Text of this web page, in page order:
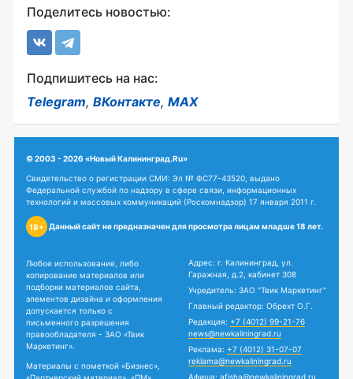
Поделитесь новостью:
Подпишитесь на нас:
Telegram, ВКонтакте, MAX
© 2003 - 2026 «Новый Калининград.Ru»
Свидетельство о регистрации СМИ: Эл № ФС77-43520, выдано
Федеральной службой по надзору в сфере связи, информационных
технологий и массовых коммуникаций (Роскомнадзор) 17 января 2011 г.
18+ Данный сайт не предназначен для просмотра лицам младше 18 лет.
Любое использование, либо
копирование материалов или
подборки материалов сайта,
элементов дизайна и оформления
допускается только с
письменного разрешения
правообладателя - ЗАО «Твик
Маркетинг».
Материалы с пометкой «Бизнес»,
Адрес: г. Калининград, ул.
Гаражная, д.2, кабинет 308
Учредитель: ЗАО "Твик Маркетинг"
Главный редактор: Обрехт О.Г.
Редакция: +7 (4012) 99-21-76
news@newkaliningrad.ru
Реклама: +7 (4012) 31-07-07
reklama@newkaliningrad.ru
Афиша: afisha@newkaliningrad.ru